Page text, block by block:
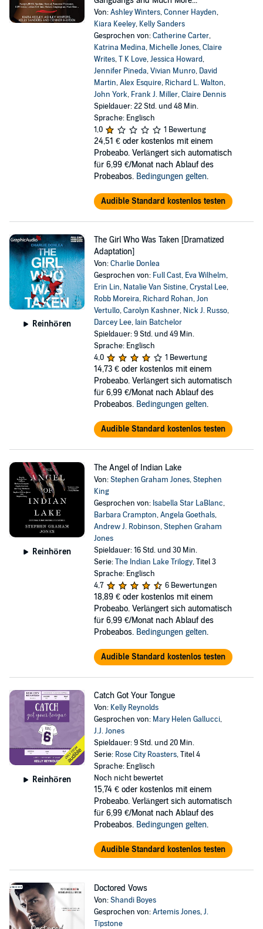
Von:Ashley Winters,Conner Hayden,
Kiara Keeley, Kelly Sanders
Gesprochen von:Catherine Carter,
Katrina Medina, Michelle Jones,Claire
Writes,T K Love,Jessica Howard,
Jennifer Pineda,Vivian Munro, David
Martin,Alex Esquire, Richard L. Walton,
John York, Frank J. Miller,Claire Dennis
Spieldauer: 22 Std. und 48 Min.
Sprache: Englisch
1,0
1 Bewertung
24,51 € oder kostenlos mit einem
Probeabo. Verlängert sich automatisch
für 6,99 €/Monat nach Ablauf des
Probeabos. Bedingungen gelten.
Audible Standard kostenlos testen
Reinhören
The Girl Who Was Taken [Dramatized
Adaptation]
Von:Charlie Donlea
Gesprochen von: Full Cast, Eva Wilhelm,
Erin Lin, Natalie Van Sistine,Crystal Lee,
Robb Moreira, Richard Rohan,Jon
Vertullo,Carolyn Kashner, Nick J. Russo,
Darcey Lee, Iain Batchelor
Spieldauer: 9 Std. und 49 Min.
Sprache: Englisch
4,0
1 Bewertung
14,73 € oder kostenlos mit einem
Probeabo. Verlängert sich automatisch
für 6,99 €/Monat nach Ablauf des
Probeabos. Bedingungen gelten.
Audible Standard kostenlos testen
Reinhören
The Angel of Indian Lake
Von:Stephen Graham Jones,Stephen
King
Gesprochen von: Isabella Star LaBlanc,
Barbara Crampton,Angela Goethals,
Andrew J. Robinson,Stephen Graham
Jones
Spieldauer: 16 Std. und 30 Min.
Serie:The Indian Lake Trilogy, Titel 3
Sprache: Englisch
4,7
6 Bewertungen
18,89 € oder kostenlos mit einem
Probeabo. Verlängert sich automatisch
für 6,99 €/Monat nach Ablauf des
Probeabos. Bedingungen gelten.
Audible Standard kostenlos testen
Reinhören
Catch Got Your Tongue
Von: Kelly Reynolds
Gesprochen von: Mary Helen Gallucci,
J.J. Jones
Spieldauer: 9 Std. und 20 Min.
Serie: Rose City Roasters, Titel 4
Sprache: Englisch
Noch nicht bewertet
15,74 € oder kostenlos mit einem
Probeabo. Verlängert sich automatisch
für 6,99 €/Monat nach Ablauf des
Probeabos. Bedingungen gelten.
Audible Standard kostenlos testen
Doctored Vows
Von:Shandi Boyes
Gesprochen von:Artemis Jones,J.
Tipstone